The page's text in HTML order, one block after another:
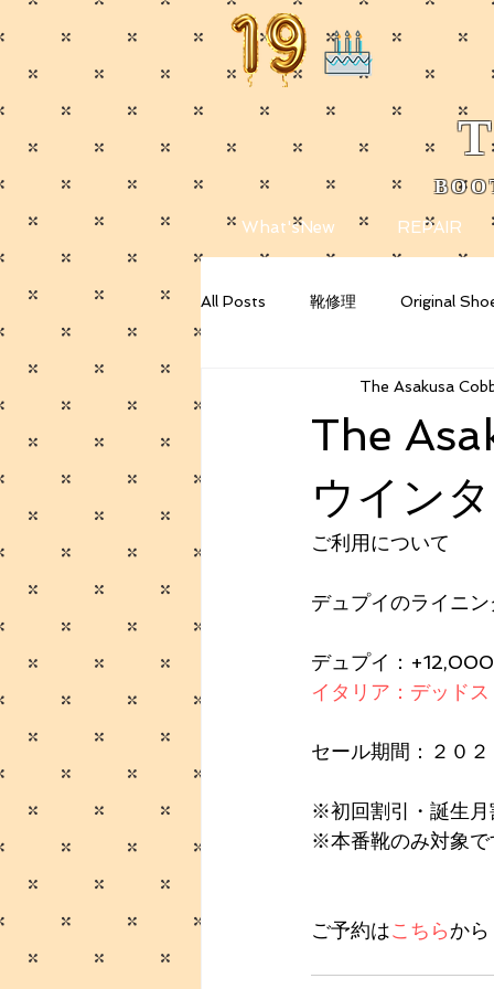
​
What'sNew REPAIR
All Posts 靴修理 Original
Your
The
ウイン
The Asakusa
ご利用について
デュプイのライニ
デュプイ：
イタリア：デッド
​セール期間： ２０
※初回割引・誕生月
※本番靴のみ対象で
​ご予約はこちらから